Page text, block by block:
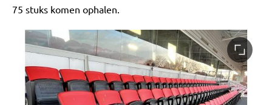
75 stuks komen ophalen.